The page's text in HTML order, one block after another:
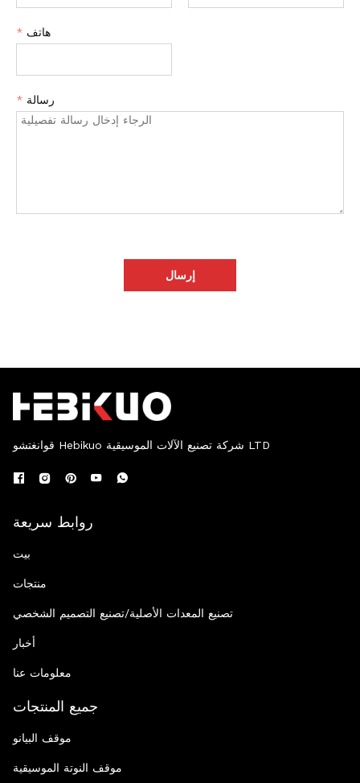
* هاتف
* رسالة
إرسال
قوانغتشو Hebikuo شركة تصنيع الآلات الموسيقية LTD
روابط سريعة
بيت
منتجات
تصنيع المعدات الأصلية/تصنيع التصميم الشخصي
أخبار
معلومات عنا
جميع المنتجات
موقف البيانو
موقف النوتة الموسيقية